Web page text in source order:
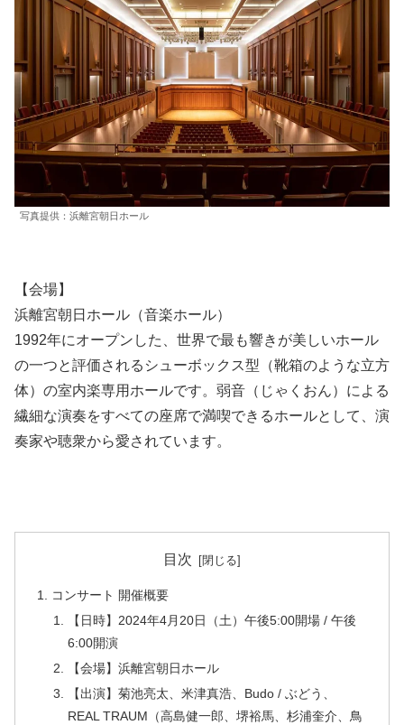
写真提供：浜離宮朝日ホール
【会場】
浜離宮朝日ホール（音楽ホール）
1992年にオープンした、世界で最も響きが美しいホール
の一つと評価されるシューボックス型（靴箱のような立方
体）の室内楽専用ホールです。弱音（じゃくおん）による
繊細な演奏をすべての座席で満喫できるホールとして、演
奏家や聴衆から愛されています。
目次
コンサート 開催概要
【日時】2024年4月20日（土）午後5:00開場 / 午後
6:00開演
【会場】浜離宮朝日ホール
【出演】菊池亮太、米津真浩、Budo / ぶどう、
REAL TRAUM（高島健一郎、堺裕馬、杉浦奎介、鳥